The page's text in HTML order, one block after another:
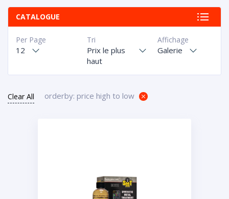
CATALOGUE
Affichage
Galerie
Tri
Prix le plus
haut
Per Page
12
Clear All orderby: price high to low